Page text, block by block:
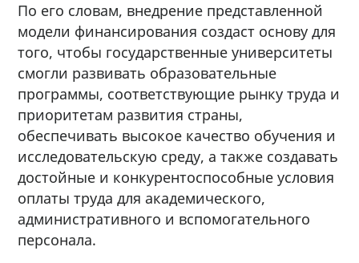
По его словам, внедрение представленной
модели финансирования создаст основу для
того, чтобы государственные университеты
смогли развивать образовательные
программы, соответствующие рынку труда и
приоритетам развития страны,
обеспечивать высокое качество обучения и
исследовательскую среду, а также создавать
достойные и конкурентоспособные условия
оплаты труда для академического,
административного и вспомогательного
персонала.